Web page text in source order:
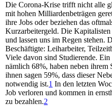
Die Corona-Krise trifft nicht alle
mit hohen Milliardenbeträgen
ihre Jobs oder beziehen das
Kurzarbeitergeld. Die
und lassen uns im Regen stehen.
Beschäftigte: Leiharbeiter,
Viele davon sind Studierende.
nämlich 68%, haben neben
ihnen sagen 59%, dass dieser
notwendig ist.1 In den letzten
Job verloren und kommen in
zu bezahlen.2